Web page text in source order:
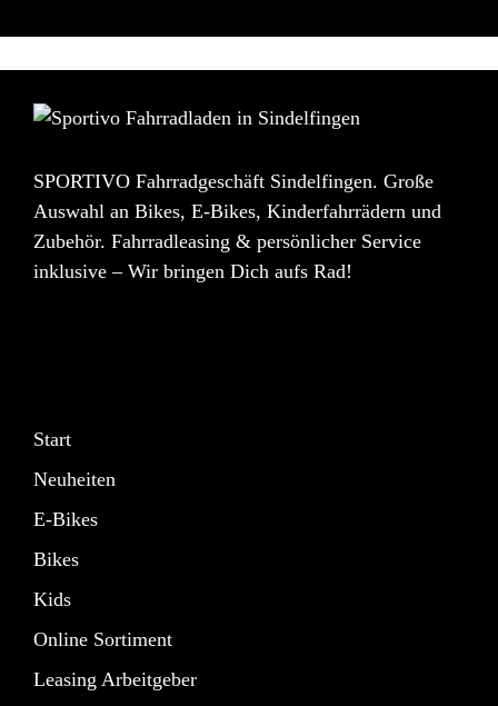
SPORTIVO Fahrradgeschäft Sindelfingen. Große
Auswahl an Bikes, E-Bikes, Kinderfahrrädern und
Zubehör. Fahrradleasing & persönlicher Service
inklusive – Wir bringen Dich aufs Rad!
Start
Neuheiten
E-Bikes
Bikes
Kids
Online Sortiment
Leasing Arbeitgeber